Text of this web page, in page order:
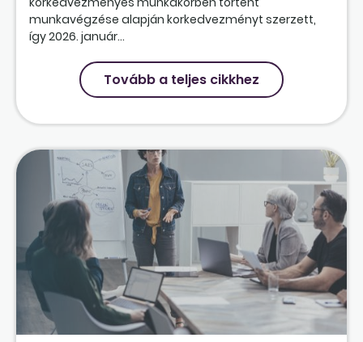
munkavégzése alapján korkedvezményt szerzett,
így 2026. január...
Tovább a teljes cikkhez